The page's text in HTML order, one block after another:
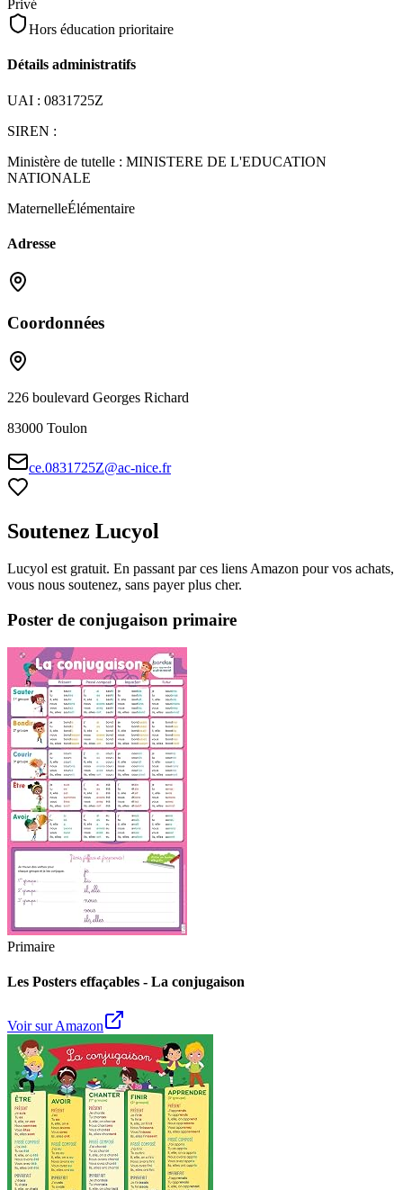
Privé
Hors éducation prioritaire
Détails administratifs
UAI : 0831725Z
SIREN :
Ministère de tutelle : MINISTERE DE L'EDUCATION
NATIONALE
MaternelleÉlémentaire
Adresse
Coordonnées
226 boulevard Georges Richard
83000 Toulon
ce.0831725Z@ac-nice.fr
Soutenez Lucyol
Lucyol est gratuit. En passant par ces liens Amazon pour vos achats,
vous nous soutenez, sans payer plus cher.
Poster de conjugaison primaire
Primaire
Les Posters effaçables - La conjugaison
Voir sur Amazon